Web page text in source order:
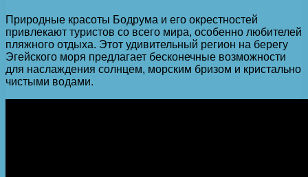
Природные красоты Бодрума и его окрестностей
привлекают туристов со всего мира, особенно любителей
пляжного отдыха. Этот удивительный регион на берегу
Эгейского моря предлагает бесконечные возможности
для наслаждения солнцем, морским бризом и кристально
чистыми водами.